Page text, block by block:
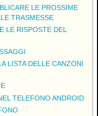
LE PROSSIME
TRASMESSE
LE RISPOSTE DEL
LISTA DELLE CANZONI
TELEFONO ANDROID